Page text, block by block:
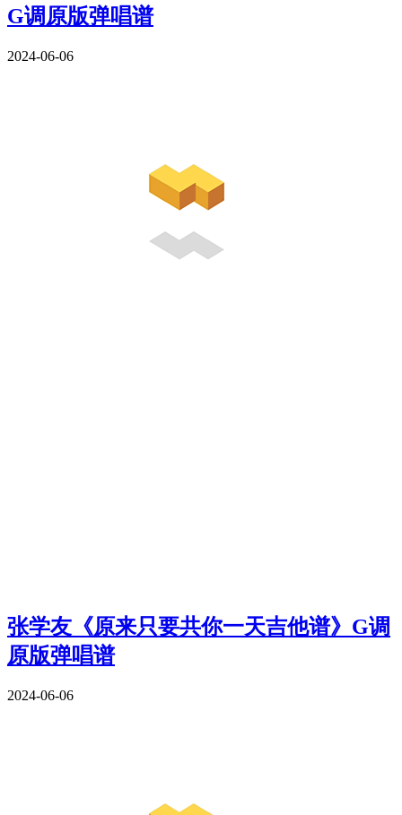
G调原版弹唱谱
2024-06-06
张学友《原来只要共你一天吉他谱》G调
原版弹唱谱
2024-06-06